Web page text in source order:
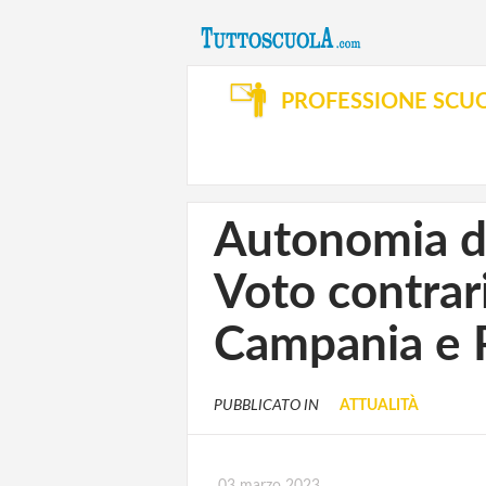
PROFESSIONE
Autonomia
Voto
Campania e
PUBBLICATO IN ATTUALITÀ